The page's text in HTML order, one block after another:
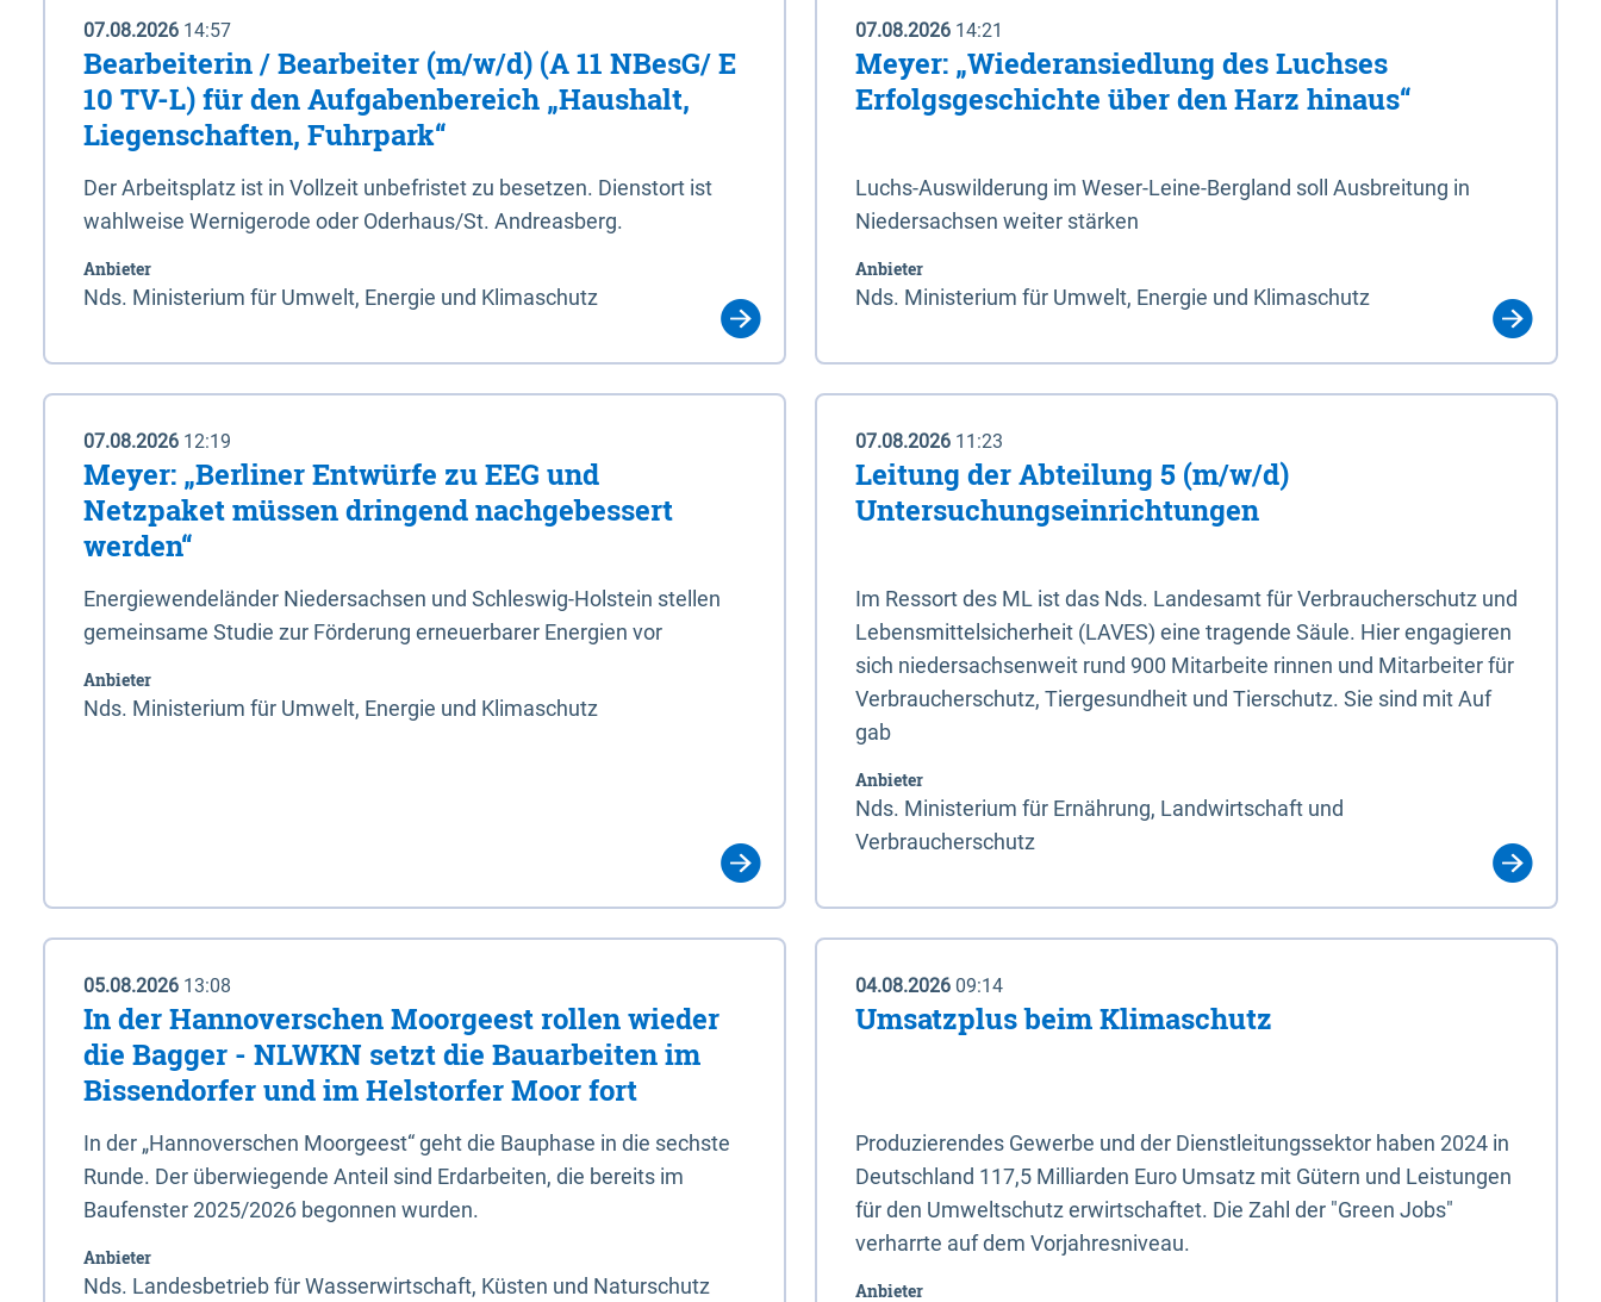
07.08.2026 14:57
Bearbeiterin / Bearbeiter (m/w/d) (A 11 NBesG/ E
10 TV-L) für den Aufgabenbereich „Haushalt,
Liegenschaften, Fuhrpark“
Der Arbeitsplatz ist in Vollzeit unbefristet zu besetzen. Dienstort ist
wahlweise Wernigerode oder Oderhaus/St. Andreasberg.
Anbieter
Nds. Ministerium für Umwelt, Energie und Klimaschutz
07.08.2026 14:21
Meyer: „Wiederansiedlung des Luchses
Erfolgsgeschichte über den Harz hinaus“
Luchs-Auswilderung im Weser-Leine-Bergland soll Ausbreitung in
Niedersachsen weiter stärken
Anbieter
Nds. Ministerium für Umwelt, Energie und Klimaschutz
07.08.2026 12:19
Meyer: „Berliner Entwürfe zu EEG und
Netzpaket müssen dringend nachgebessert
werden“
Energiewendeländer Niedersachsen und Schleswig-Holstein stellen
gemeinsame Studie zur Förderung erneuerbarer Energien vor
Anbieter
Nds. Ministerium für Umwelt, Energie und Klimaschutz
07.08.2026 11:23
Leitung der Abteilung 5 (m/w/d)
Untersuchungseinrichtungen
Im Ressort des ML ist das Nds. Landesamt für Verbraucherschutz und
Lebensmittelsicherheit (LAVES) eine tragende Säule. Hier engagieren
sich niedersachsenweit rund 900 Mitarbeite rinnen und Mitarbeiter für
Verbraucherschutz, Tiergesundheit und Tierschutz. Sie sind mit Auf
gab
Anbieter
Nds. Ministerium für Ernährung, Landwirtschaft und
Verbraucherschutz
05.08.2026 13:08
In der Hannoverschen Moorgeest rollen wieder
die Bagger - NLWKN setzt die Bauarbeiten im
Bissendorfer und im Helstorfer Moor fort
In der „Hannoverschen Moorgeest“ geht die Bauphase in die sechste
Runde. Der überwiegende Anteil sind Erdarbeiten, die bereits im
Baufenster 2025/2026 begonnen wurden.
Anbieter
Nds. Landesbetrieb für Wasserwirtschaft, Küsten und Naturschutz
04.08.2026 09:14
Umsatzplus beim Klimaschutz
Produzierendes Gewerbe und der Dienstleitungssektor haben 2024 in
Deutschland 117,5 Milliarden Euro Umsatz mit Gütern und Leistungen
für den Umweltschutz erwirtschaftet. Die Zahl der "Green Jobs"
verharrte auf dem Vorjahresniveau.
Anbieter